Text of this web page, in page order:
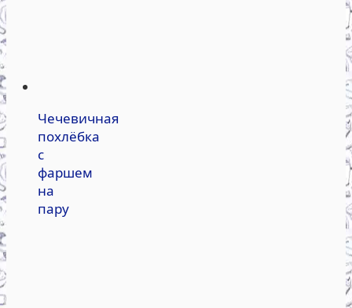
Чечевичная
похлёбка
с
фаршем
на
пару